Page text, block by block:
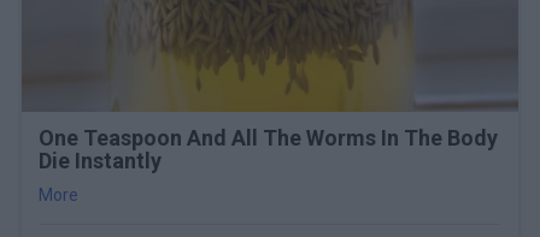
One Teaspoon And All The Worms In The Body
Die Instantly
More